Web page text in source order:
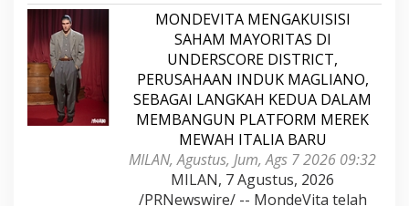
MONDEVITA MENGAKUISISI
SAHAM MAYORITAS DI
UNDERSCORE DISTRICT,
PERUSAHAAN INDUK MAGLIANO,
SEBAGAI LANGKAH KEDUA DALAM
MEMBANGUN PLATFORM MEREK
MEWAH ITALIA BARU
MILAN, Agustus, Jum, Ags 7 2026 09:32
MILAN, 7 Agustus, 2026
/PRNewswire/ -- MondeVita telah